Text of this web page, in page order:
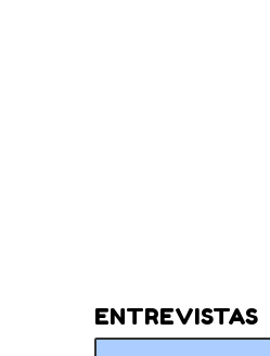
ENTREVISTAS